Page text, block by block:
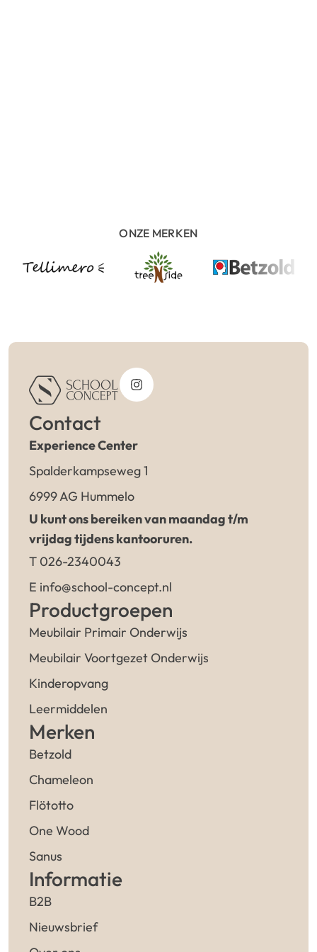
ONZE MERKEN
Contact
Experience Center
Spalderkampseweg 1
6999 AG Hummelo
U kunt ons bereiken van maandag t/m
vrijdag tijdens kantooruren.
T 026-2340043
E info@school-concept.nl
Productgroepen
Meubilair Primair Onderwijs
Meubilair Voortgezet Onderwijs
Kinderopvang
Leermiddelen
Merken
Betzold
Chameleon
Flötotto
One Wood
Sanus
Informatie
B2B
Nieuwsbrief